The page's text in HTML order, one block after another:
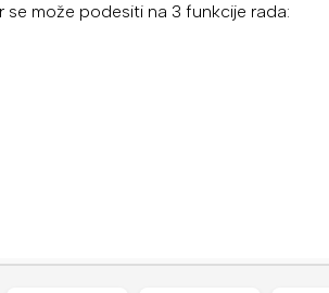
se može podesiti na 3 funkcije rada: